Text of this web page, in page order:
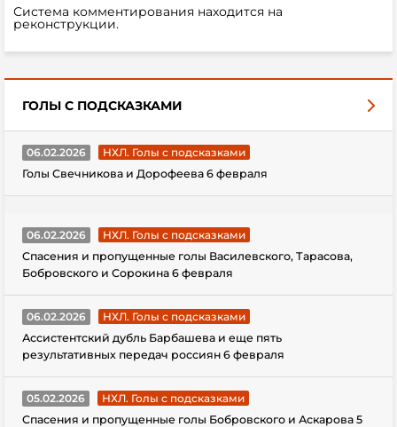
Система комментирования находится на
реконструкции.
ГОЛЫ С ПОДСКАЗКАМИ
06.02.2026
НХЛ. Голы с подсказками
Голы Свечникова и Дорофеева 6 февраля
06.02.2026
НХЛ. Голы с подсказками
Спасения и пропущенные голы Василевского, Тарасова,
Бобровского и Сорокина 6 февраля
06.02.2026
НХЛ. Голы с подсказками
Ассистентский дубль Барбашева и еще пять
результативных передач россиян 6 февраля
05.02.2026
НХЛ. Голы с подсказками
Спасения и пропущенные голы Бобровского и Аскарова 5